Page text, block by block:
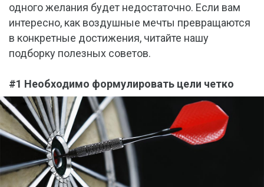
одного желания будет недостаточно. Если вам
интересно, как воздушные мечты превращаются
в конкретные достижения, читайте нашу
подборку полезных советов.
#1 Необходимо формулировать цели четко